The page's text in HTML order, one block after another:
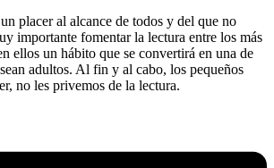
placer al alcance de todos y del que no
importante fomentar la lectura entre los más
ellos un hábito que se convertirá en una de
adultos. Al fin y al cabo, los pequeños
no les privemos de la lectura.